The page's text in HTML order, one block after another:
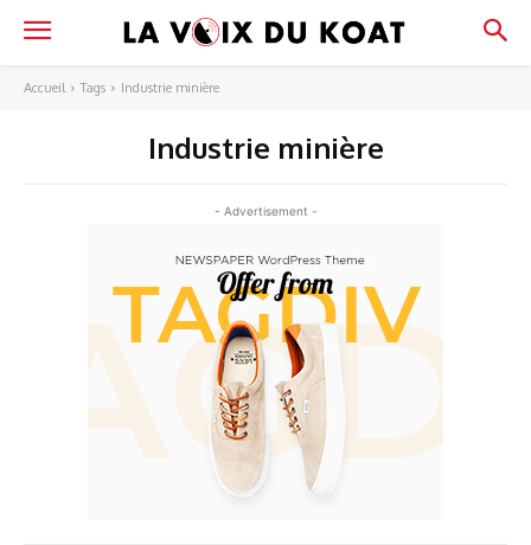
Accueil Tags Industrie minière
Industrie minière
- Advertisement -